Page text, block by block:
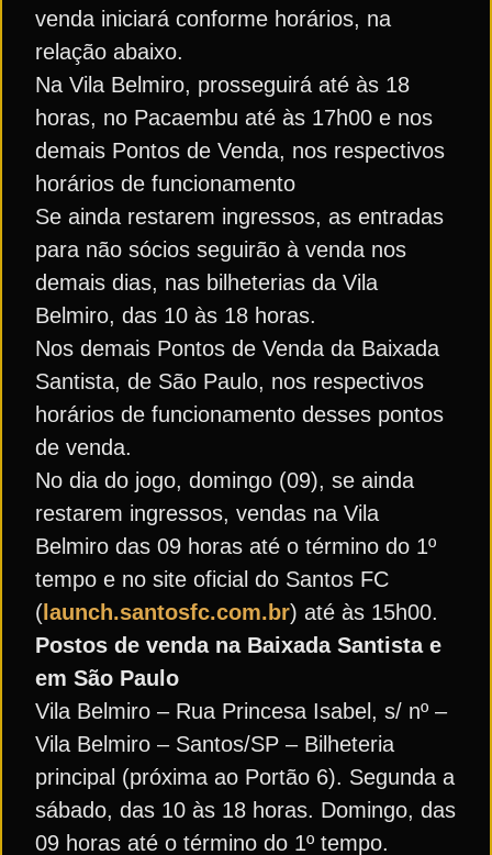
venda iniciará conforme horários, na
relação abaixo.
Na Vila Belmiro, prosseguirá até às 18
horas, no Pacaembu até às 17h00 e nos
demais Pontos de Venda, nos respectivos
horários de funcionamento
Se ainda restarem ingressos, as entradas
para não sócios seguirão à venda nos
demais dias, nas bilheterias da Vila
Belmiro, das 10 às 18 horas.
Nos demais Pontos de Venda da Baixada
Santista, de São Paulo, nos respectivos
horários de funcionamento desses pontos
de venda.
No dia do jogo, domingo (09), se ainda
restarem ingressos, vendas na Vila
Belmiro das 09 horas até o término do 1º
tempo e no site oficial do Santos FC
( launch.santosfc.com.br) até às 15h00.
Postos de venda na Baixada Santista e
em São Paulo
Vila Belmiro – Rua Princesa Isabel, s/ nº –
Vila Belmiro – Santos/SP – Bilheteria
principal (próxima ao Portão 6). Segunda a
sábado, das 10 às 18 horas. Domingo, das
09 horas até o término do 1º tempo.